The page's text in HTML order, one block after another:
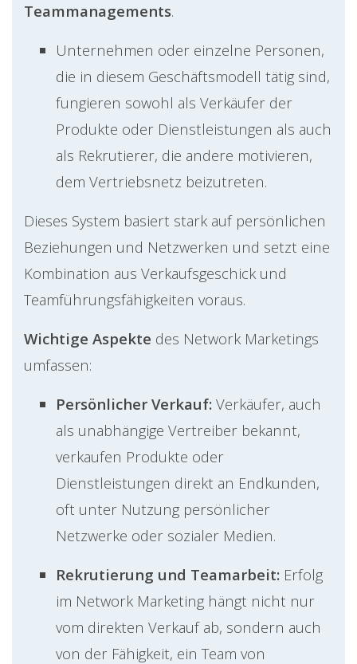
Teammanagements.
Unternehmen oder einzelne Personen,
die in diesem Geschäftsmodell tätig sind,
fungieren sowohl als Verkäufer der
Produkte oder Dienstleistungen als auch
als Rekrutierer, die andere motivieren,
dem Vertriebsnetz beizutreten.
Dieses System basiert stark auf persönlichen
Beziehungen und Netzwerken und setzt eine
Kombination aus Verkaufsgeschick und
Teamführungsfähigkeiten voraus.
Wichtige Aspekte des Network Marketings
umfassen:
Persönlicher Verkauf: Verkäufer, auch
als unabhängige Vertreiber bekannt,
verkaufen Produkte oder
Dienstleistungen direkt an Endkunden,
oft unter Nutzung persönlicher
Netzwerke oder sozialer Medien.
Rekrutierung und Teamarbeit: Erfolg
im Network Marketing hängt nicht nur
vom direkten Verkauf ab, sondern auch
von der Fähigkeit, ein Team von